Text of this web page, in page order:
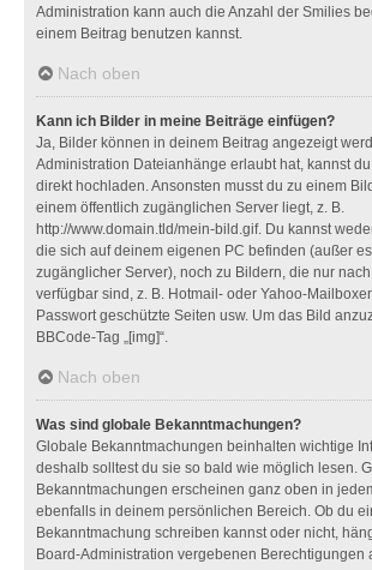
Administration kann auch die Anzahl der Smilies
einem Beitrag benutzen kannst.
Nach oben
Kann ich Bilder in meine Beiträge einfügen?
Ja, Bilder können in deinem Beitrag angezeigt
Administration Dateianhänge erlaubt hat, kannst
direkt hochladen. Ansonsten musst du zu einem
einem öffentlich zugänglichen Server liegt, z. B.
http://www.domain.tld/mein-bild.gif. Du kannst
die sich auf deinem eigenen PC befinden (außer
zugänglicher Server), noch zu Bildern, die nur
verfügbar sind, z. B. Hotmail- oder Yahoo-
Passwort geschützte Seiten usw. Um das Bild
BBCode-Tag „[img]“.
Nach oben
Was sind globale Bekanntmachungen?
Globale Bekanntmachungen beinhalten wichtige
deshalb solltest du sie so bald wie möglich lesen.
Bekanntmachungen erscheinen ganz oben in
ebenfalls in deinem persönlichen Bereich. Ob du
Bekanntmachung schreiben kannst oder nicht,
Board-Administration vergebenen Berechtigungen